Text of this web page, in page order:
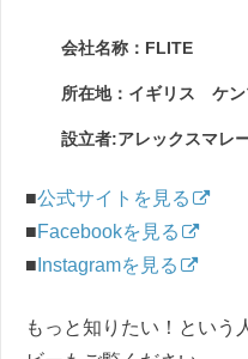
会社名称：FLITE
所在地：イギリス ケン
設立者:アレックスマレ
■公式サイトを見る
■Facebookを見る
■ Instagramを見る
もっと知りたい！という